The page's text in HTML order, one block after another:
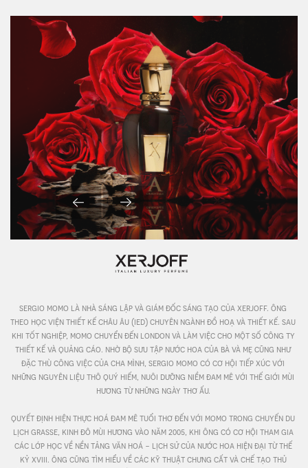
sergio momo là nhà sáng lập và giám đốc sáng tạo của xerjoff. ông
theo học viện thiết kế châu âu (ied) chuyên ngành đồ hoạ và thiết kế. sau
khi tốt nghiệp, momo chuyển đến london và làm việc cho một số công ty
thiết kế và quảng cáo. nhờ bộ sưu tập nước hoa của bà và mẹ cũng như
đặc thù công việc của cha mình, sergio momo có cơ hội tiếp xúc với
những nguyên liệu thô quý hiếm, nuôi dưỡng niềm đam mê với thế giới mùi
hương từ những ngày thơ ấu.
quyết định hiện thực hoá đam mê tuổi thơ đến với momo trong chuyến du
lịch grasse, kinh đô mùi hương vào năm 2005, khi ông có cơ hội tham gia
các lớp học về nền tảng văn hoá - lịch sử của nước hoa hiện đại từ thế
kỷ xviii. ông cũng tìm hiểu về các kỹ thuật chưng cất và chế tạo thủ